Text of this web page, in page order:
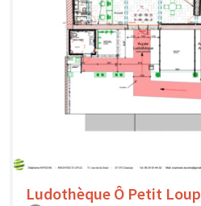
Ludothèque Ô Petit Loup